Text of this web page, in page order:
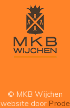
© MKB Wijchen
website door Prode